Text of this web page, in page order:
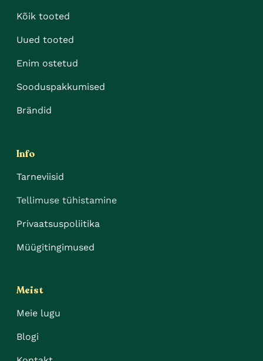
Kõik tooted
Uued tooted
Enim ostetud
Sooduspakkumised
Brändid
Info
Tarneviisid
Tellimuse tühistamine
Privaatsuspoliitika
Müügitingimused
Meist
Meie lugu
Blogi